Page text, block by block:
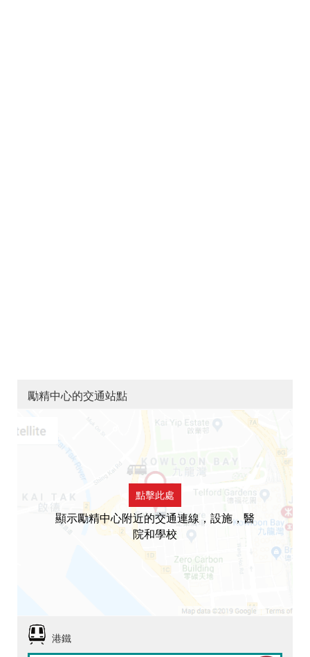
勵精中心的交通站點
點擊此處
顯示勵精中心附近的交通連線，設施，醫
院和學校
港鐵